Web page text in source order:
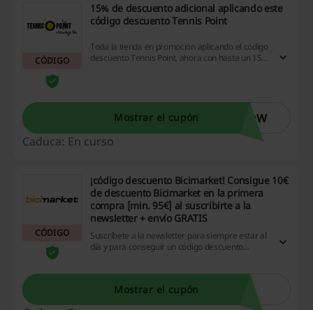
CÓDIGO
15% de descuento adicional aplicando este
código descuento Tennis Point
Toda la tienda en promoción aplicando el código
descuento Tennis Point, ahora con hasta un 15%
Mostrar el cupón
LOW
Caduca: En curso
CÓDIGO
¡código descuento Bicimarket! Consigue 10€
de descuento Bicimarket en la primera
compra [min. 95€] al suscribirte a la
newsletter + envío GRATIS
Suscríbete a la newsletter para siempre estar al
día y para conseguir un código descuento
Mostrar el cupón